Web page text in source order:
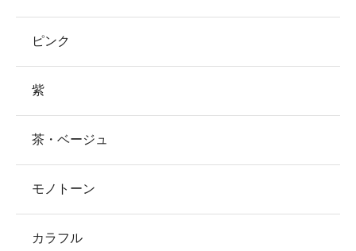
ピンク
紫
茶・ベージュ
モノトーン
カラフル